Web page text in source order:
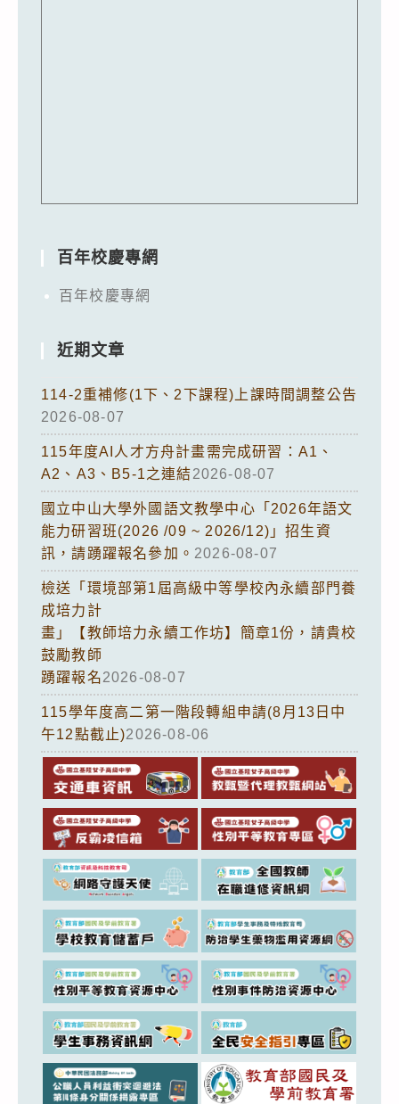
百年校慶專網
百年校慶專網
近期文章
114-2重補修(1下、2下課程)上課時間調整公告
2026-08-07
115年度AI人才方舟計畫需完成研習：A1、
A2、A3、B5-1之連結2026-08-07
國立中山大學外國語文教學中心「2026年語文
能力研習班(2026 /09 ~ 2026/12)」招生資
訊，請踴躍報名參加。 2026-08-07
檢送「環境部第1屆高級中等學校內永續部門養
成培力計
畫」【教師培力永續工作坊】簡章1份，請貴校
鼓勵教師
踴躍報名2026-08-07
115學年度高二第一階段轉組申請(8月13日中
午12點截止)2026-08-06